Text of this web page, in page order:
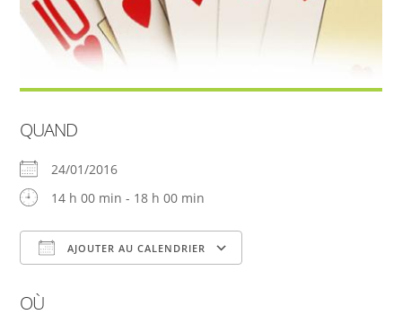
QUAND
24/01/2016
14 h 00 min - 18 h 00 min
AJOUTER AU CALENDRIER
OÙ